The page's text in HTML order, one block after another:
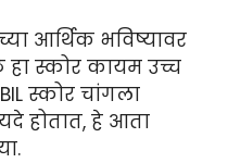
आर्थिक भविष्यावर
हा स्कोर कायम उच्च
स्कोर चांगला
होतात, हे आता